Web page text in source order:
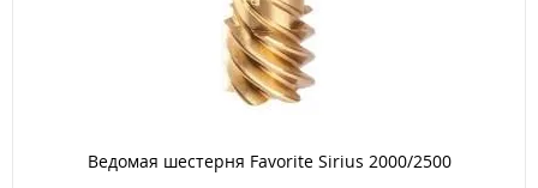
Ведомая шестерня Favorite Sirius 2000/2500